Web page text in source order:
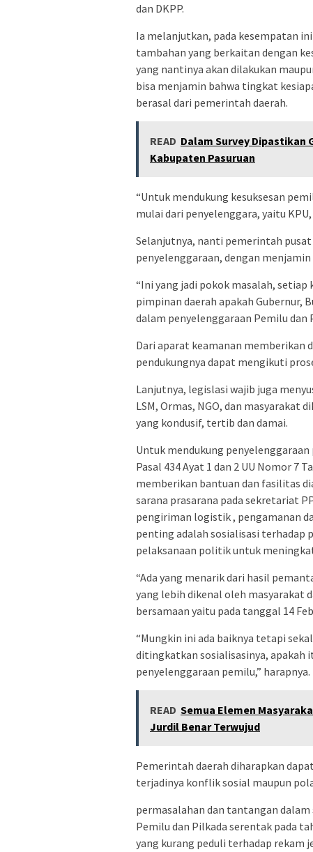
dan DKPP.
Ia melanjutkan, pada kesempatan
tambahan yang berkaitan dengan
yang nantinya akan dilakukan
bisa menjamin bahwa tingkat
berasal dari pemerintah daerah.
READ Dalam Survey Dipastikan
Kabupaten Pasuruan
“Untuk mendukung kesuksesan
mulai dari penyelenggara, yaitu KPU,
Selanjutnya, nanti pemerintah
penyelenggaraan, dengan
“Ini yang jadi pokok masalah,
pimpinan daerah apakah Gubernur,
dalam penyelenggaraan Pemilu dan
Dari aparat keamanan memberikan
pendukungnya dapat mengikuti
Lanjutnya, legislasi wajib juga
LSM, Ormas, NGO, dan masyarakat
yang kondusif, tertib dan damai.
Untuk mendukung
Pasal 434 Ayat 1 dan 2 UU Nomor 7
memberikan bantuan dan fasilitas
sarana prasarana pada sekretariat
pengiriman logistik , pengamanan
penting adalah sosialisasi terhadap
pelaksanaan politik untuk
“Ada yang menarik dari hasil
yang lebih dikenal oleh masyarakat
bersamaan yaitu pada tanggal 14
“Mungkin ini ada baiknya tetapi
ditingkatkan sosialisasinya, apakah
penyelenggaraan pemilu,” harapnya.
READ Semua Elemen
Jurdil Benar Terwujud
Pemerintah daerah diharapkan
terjadinya konflik sosial maupun
permasalahan dan tantangan
Pemilu dan Pilkada serentak pada
yang kurang peduli terhadap rekam